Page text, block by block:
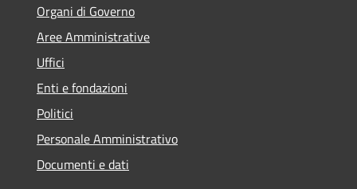
Organi di Governo
Aree Amministrative
Uffici
Enti e fondazioni
Politici
Personale Amministrativo
Documenti e dati